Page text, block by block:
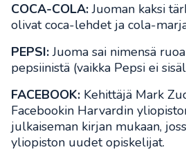
COCA-COLA:Juoman kaksi
olivat coca-lehdet ja cola-
PEPSI:Juoma sai nimensä
pepsiinistä (vaikka Pepsi ei
FACEBOOK: Kehittäjä Mark
Facebookin Harvardin
julkaiseman kirjan mukaan,
yliopiston uudet opiskelijat.